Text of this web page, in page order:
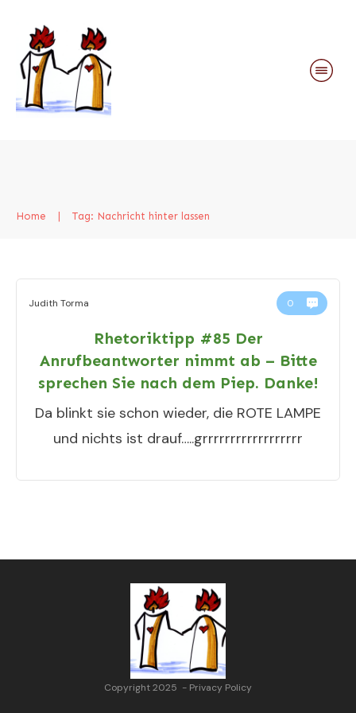
Home Tag: Nachricht hinter lassen
Judith Torma 0
Rhetoriktipp #85 Der
Anrufbeantworter nimmt ab – Bitte
sprechen Sie nach dem Piep. Danke!
Da blinkt sie schon wieder, die ROTE LAMPE
und nichts ist drauf…..grrrrrrrrrrrrrrrrrr
Copyright 2025 - Privacy Policy